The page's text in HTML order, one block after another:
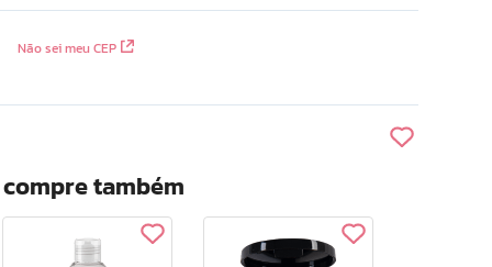
Não sei meu CEP
também